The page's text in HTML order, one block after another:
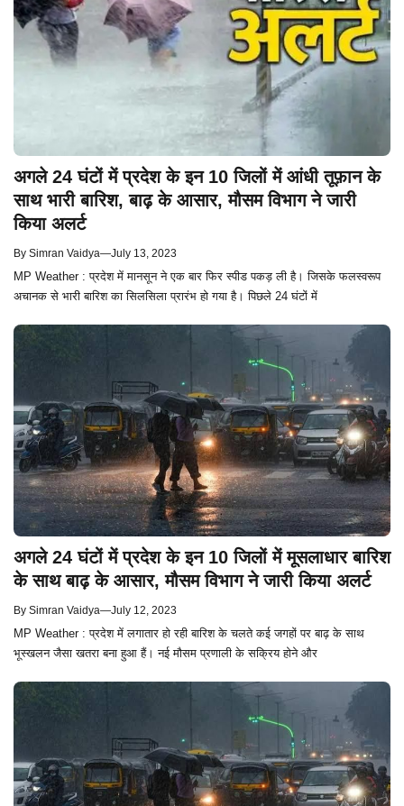
अगले 24 घंटों में प्रदेश के इन 10 जिलों में आंधी तूफ़ान के
साथ भारी बारिश, बाढ़ के आसार, मौसम विभाग ने जारी
किया अलर्ट
By Simran Vaidya—July 13, 2023
MP Weather : प्रदेश में मानसून ने एक बार फिर स्पीड पकड़ ली है। जिसके फलस्वरूप
अचानक से भारी बारिश का सिलसिला प्रारंभ हो गया है। पिछले 24 घंटों में
अगले 24 घंटों में प्रदेश के इन 10 जिलों में मूसलाधार बारिश
के साथ बाढ़ के आसार, मौसम विभाग ने जारी किया अलर्ट
By Simran Vaidya—July 12, 2023
MP Weather : प्रदेश में लगातार हो रही बारिश के चलते कई जगहों पर बाढ़ के साथ
भूस्खलन जैसा खतरा बना हुआ हैं। नई मौसम प्रणाली के सक्रिय होने और